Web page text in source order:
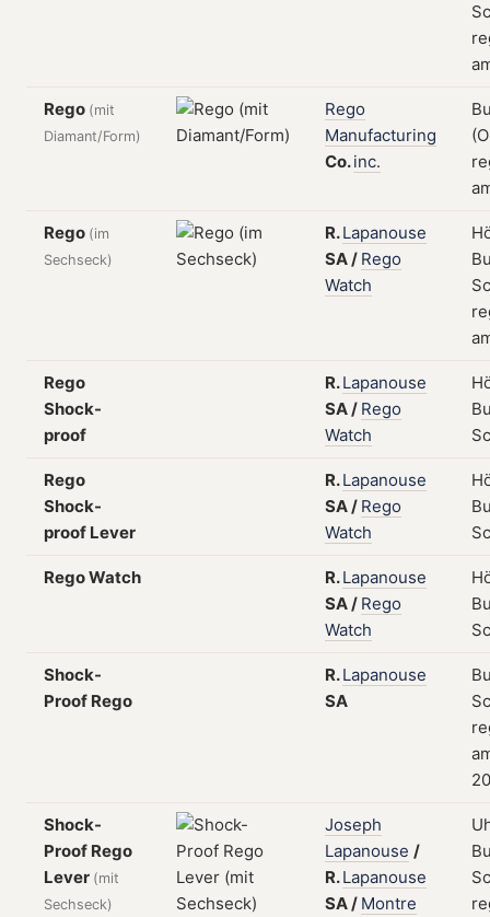
Rego (mit
Diamant/Form)
Rego
Manufacturing
Co.inc.
Rego (im
Sechseck)
R.Lapanouse
SA/ Rego
Watch
Rego
Shock-
proof
R.Lapanouse
SA/ Rego
Watch
Rego
Shock-
proof Lever
R.Lapanouse
SA/ Rego
Watch
Rego Watch R.Lapanouse
SA/ Rego
Watch
Shock-
Proof Rego
R.Lapanouse
SA
Shock-
Proof Rego
Lever (mit
Sechseck)
Joseph
Lapanouse /
R.Lapanouse
SA/ Montre